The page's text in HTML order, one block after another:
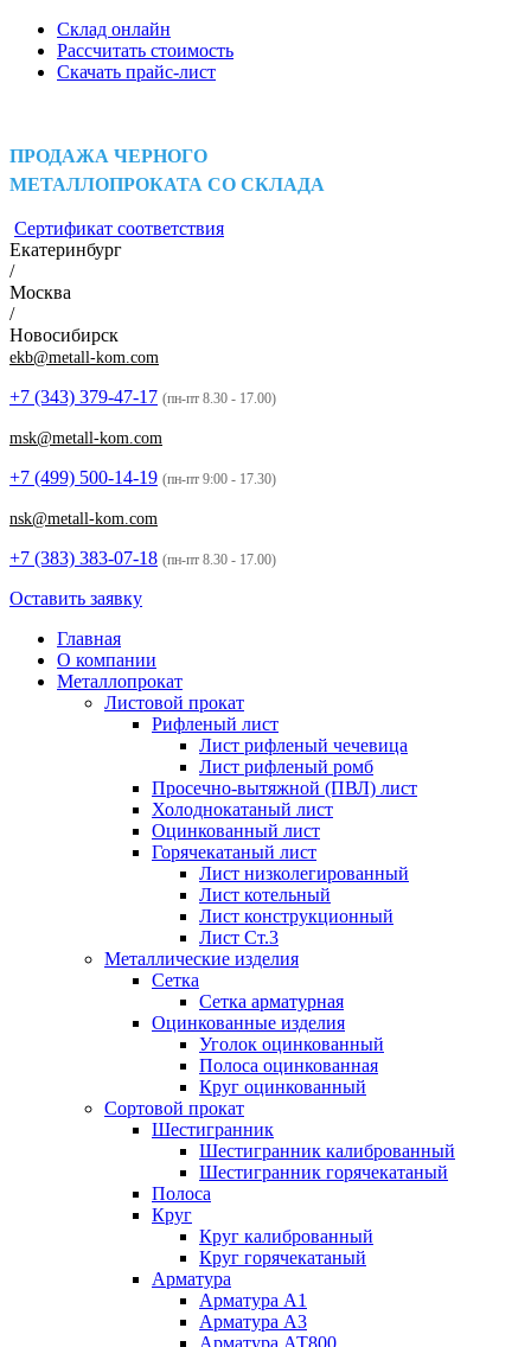
Склад онлайн
Рассчитать стоимость
Скачать прайс-лист
ПРОДАЖА ЧЕРНОГО
МЕТАЛЛОПРОКАТА СО СКЛАДА
Сертификат соответствия
Екатеринбург
/
Москва
/
Новосибирск
ekb@metall-kom.com
+7 (343) 379-47-17 (пн-пт 8.30 - 17.00)
msk@metall-kom.com
+7 (499) 500-14-19 (пн-пт 9:00 - 17.30)
nsk@metall-kom.com
+7 (383) 383-07-18 (пн-пт 8.30 - 17.00)
Оставить заявку
Главная
О компании
Металлопрокат
Листовой прокат
Рифленый лист
Лист рифленый чечевица
Лист рифленый ромб
Просечно-вытяжной (ПВЛ) лист
Холоднокатаный лист
Оцинкованный лист
Горячекатаный лист
Лист низколегированный
Лист котельный
Лист конструкционный
Лист Ст.3
Металлические изделия
Сетка
Сетка арматурная
Оцинкованные изделия
Уголок оцинкованный
Полоса оцинкованная
Круг оцинкованный
Сортовой прокат
Шестигранник
Шестигранник калиброванный
Шестигранник горячекатаный
Полоса
Круг
Круг калиброванный
Круг горячекатаный
Арматура
Арматура А1
Арматура А3
Арматура АТ800